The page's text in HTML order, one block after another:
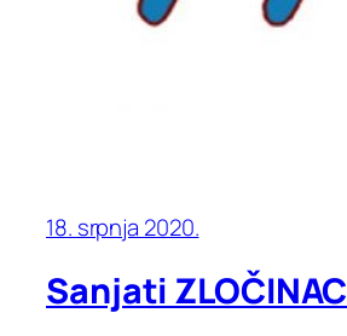
18. srpnja 2020.
Sanjati ZLOČINAC